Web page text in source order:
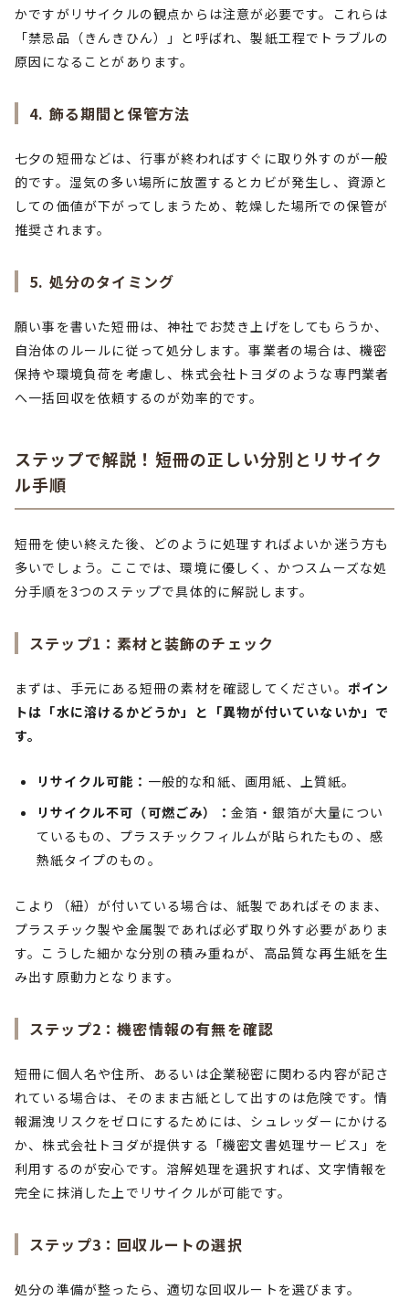
かですがリサイクルの観点からは注意が必要です。これらは
「禁忌品（きんきひん）」と呼ばれ、製紙工程でトラブルの
原因になることがあります。
4. 飾る期間と保管方法
七夕の短冊などは、行事が終わればすぐに取り外すのが一般
的です。湿気の多い場所に放置するとカビが発生し、資源と
しての価値が下がってしまうため、乾燥した場所での保管が
推奨されます。
5. 処分のタイミング
願い事を書いた短冊は、神社でお焚き上げをしてもらうか、
自治体のルールに従って処分します。事業者の場合は、機密
保持や環境負荷を考慮し、株式会社トヨダのような専門業者
へ一括回収を依頼するのが効率的です。
ステップで解説！短冊の正しい分別とリサイク
ル手順
短冊を使い終えた後、どのように処理すればよいか迷う方も
多いでしょう。ここでは、環境に優しく、かつスムーズな処
分手順を3つのステップで具体的に解説します。
ステップ1：素材と装飾のチェック
まずは、手元にある短冊の素材を確認してください。 ポイン
トは「水に溶けるかどうか」と「異物が付いていないか」で
す。
リサイクル可能： 一般的な和紙、画用紙、上質紙。
リサイクル不可（可燃ごみ）： 金箔・銀箔が大量につい
ているもの、プラスチックフィルムが貼られたもの、感
熱紙タイプのもの。
こより（紐）が付いている場合は、紙製であればそのまま、
プラスチック製や金属製であれば必ず取り外す必要がありま
す。こうした細かな分別の積み重ねが、高品質な再生紙を生
み出す原動力となります。
ステップ2：機密情報の有無を確認
短冊に個人名や住所、あるいは企業秘密に関わる内容が記さ
れている場合は、そのまま古紙として出すのは危険です。情
報漏洩リスクをゼロにするためには、シュレッダーにかける
か、株式会社トヨダが提供する「機密文書処理サービス」を
利用するのが安心です。溶解処理を選択すれば、文字情報を
完全に抹消した上でリサイクルが可能です。
ステップ3：回収ルートの選択
処分の準備が整ったら、適切な回収ルートを選びます。